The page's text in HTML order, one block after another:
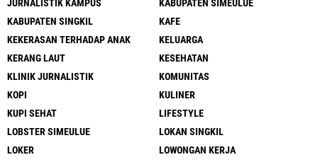
JURNALISTIK KAMPUS
KABUPATEN SIMEULUE
KABUPATEN SINGKIL
KAFE
KEKERASAN TERHADAP ANAK
KELUARGA
KERANG LAUT
KESEHATAN
KLINIK JURNALISTIK
KOMUNITAS
KOPI
KULINER
KUPI SEHAT
LIFESTYLE
LOBSTER SIMEULUE
LOKAN SINGKIL
LOKER
LOWONGAN KERJA